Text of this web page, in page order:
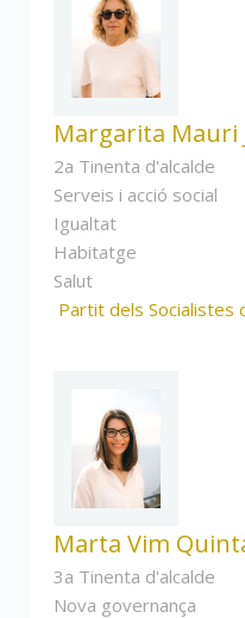
Margarita Mauri
2a Tinenta d'alcalde
Serveis i acció social
Igualtat
Habitatge
Salut
Partit dels Socialistes
Marta Vim
3a Tinenta d'alcalde
Nova governança